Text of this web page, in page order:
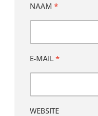
NAAM *
E-MAIL *
WEBSITE